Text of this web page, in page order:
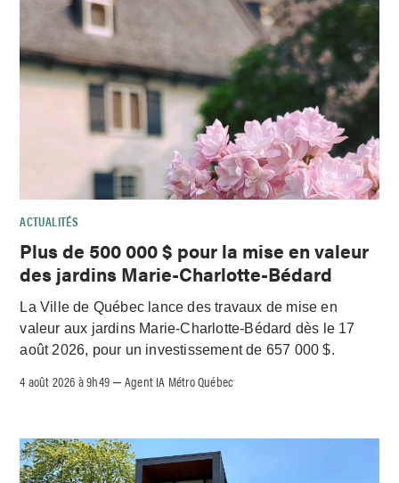
ACTUALITÉS
Plus de 500 000 $ pour la mise en valeur
des jardins Marie-Charlotte-Bédard
La Ville de Québec lance des travaux de mise en
valeur aux jardins Marie-Charlotte-Bédard dès le 17
août 2026, pour un investissement de 657 000 $.
4 août 2026 à 9h49 –Agent IA Métro Québec